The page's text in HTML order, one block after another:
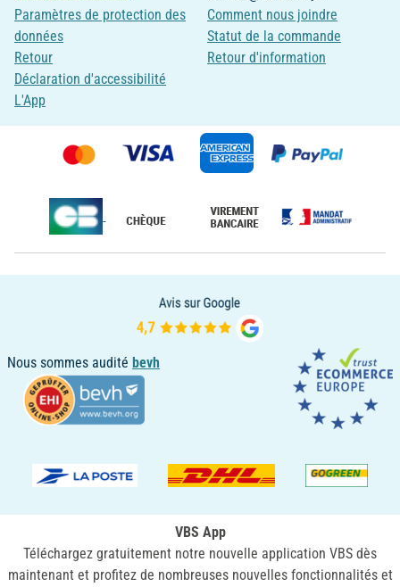
Paramètres de protection des
données
Retour
Déclaration d'accessibilité
L'App
Comment nous joindre
Statut de la commande
Retour d'information
Nous sommes audité bevh
VBS App
Téléchargez gratuitement notre nouvelle application VBS dès
maintenant et profitez de nombreuses nouvelles fonctionnalités et